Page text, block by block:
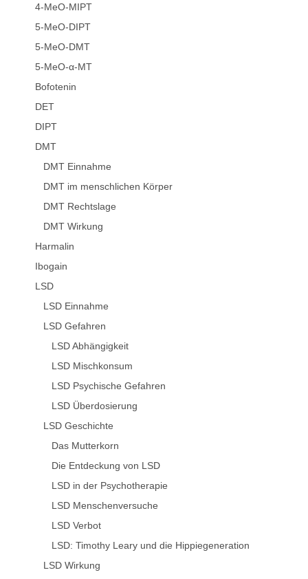
4-MeO-MIPT
5-MeO-DIPT
5-MeO-DMT
5-MeO-α-MT
Bofotenin
DET
DIPT
DMT
DMT Einnahme
DMT im menschlichen Körper
DMT Rechtslage
DMT Wirkung
Harmalin
Ibogain
LSD
LSD Einnahme
LSD Gefahren
LSD Abhängigkeit
LSD Mischkonsum
LSD Psychische Gefahren
LSD Überdosierung
LSD Geschichte
Das Mutterkorn
Die Entdeckung von LSD
LSD in der Psychotherapie
LSD Menschenversuche
LSD Verbot
LSD: Timothy Leary und die Hippiegeneration
LSD Wirkung